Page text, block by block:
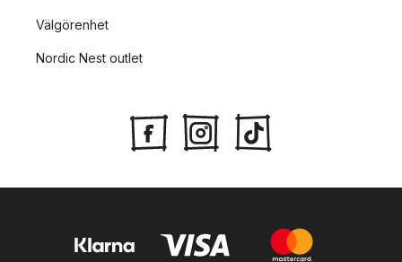
Välgörenhet
Nordic Nest outlet